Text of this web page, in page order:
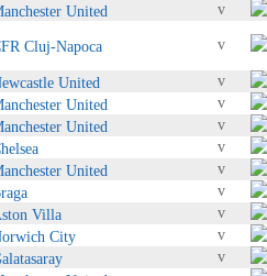
United v
Cluj-Napoca v
United
v
United
v
United
v
v
United
v
v
Villa
v
City
v
v